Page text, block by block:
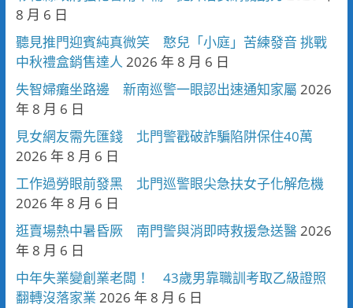
8 月 6 日
聽見推門迎賓純真微笑 憨兒「小庭」苦練發音 挑戰
中秋禮盒銷售達人 2026 年 8 月 6 日
失智婦癱坐路邊 新南巡警一眼認出速通知家屬 2026
年 8 月 6 日
見女網友需先匯錢 北門警戳破詐騙陷阱保住40萬
2026 年 8 月 6 日
工作過勞眼前發黑 北門巡警眼尖急扶女子化解危機
2026 年 8 月 6 日
逛賣場熱中暑昏厥 南門警與消即時救援急送醫2026
年 8 月 6 日
中年失業變創業老闆！ 43歲男靠職訓考取乙級證照
翻轉沒落家業 2026 年 8 月 6 日